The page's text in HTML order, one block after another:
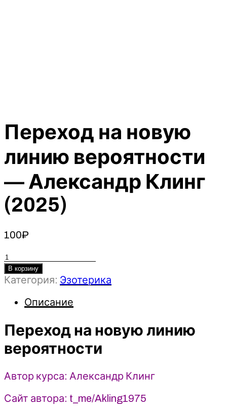
Переход на новую
линию вероятности
— Александр Клинг
(2025)
100₽
Количество
товара
Переход
новую
вероятности
Александр
(2025)
В корзину
Категория: Эзотерика
Описание
Переход на новую линию
вероятности
Автор курса: Александр Клинг
Сайт автора: t_me/Akling1975